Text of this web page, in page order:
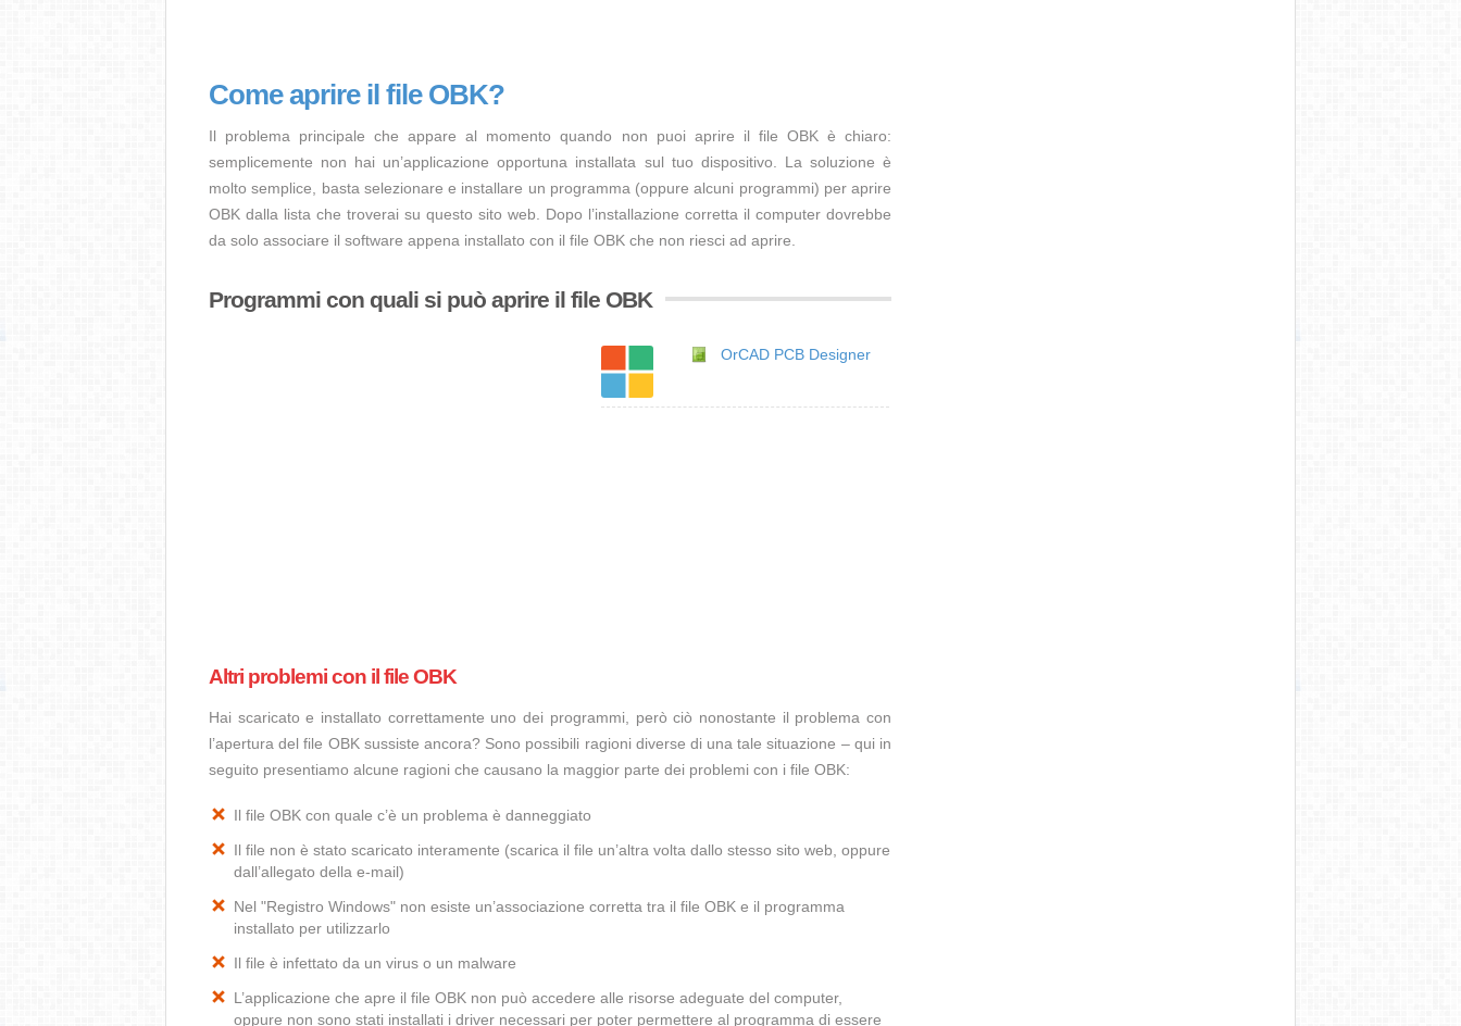
Come aprire il file OBK?
Il problema principale che appare al momento quando non puoi aprire il file OBK è chiaro:
semplicemente non hai un’applicazione opportuna installata sul tuo dispositivo. La soluzione è
molto semplice, basta selezionare e installare un programma (oppure alcuni programmi) per aprire
OBK dalla lista che troverai su questo sito web. Dopo l’installazione corretta il computer dovrebbe
da solo associare il software appena installato con il file OBK che non riesci ad aprire.
Programmi con quali si può aprire il file OBK
OrCAD PCB Designer
Altri problemi con il file OBK
Hai scaricato e installato correttamente uno dei programmi, però ciò nonostante il problema con
l’apertura del file OBK sussiste ancora? Sono possibili ragioni diverse di una tale situazione – qui in
seguito presentiamo alcune ragioni che causano la maggior parte dei problemi con i file OBK:
Il file OBK con quale c’è un problema è danneggiato
Il file non è stato scaricato interamente (scarica il file un’altra volta dallo stesso sito web, oppure
dall’allegato della e-mail)
Nel "Registro Windows" non esiste un’associazione corretta tra il file OBK e il programma
installato per utilizzarlo
Il file è infettato da un virus o un malware
L’applicazione che apre il file OBK non può accedere alle risorse adeguate del computer,
oppure non sono stati installati i driver necessari per poter permettere al programma di essere